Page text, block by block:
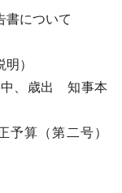
書について
）
中、歳出 知事本
予算（第二号）